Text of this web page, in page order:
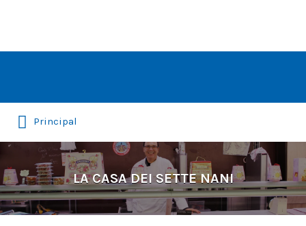
Principal
LA CASA DEI SETTE NANI